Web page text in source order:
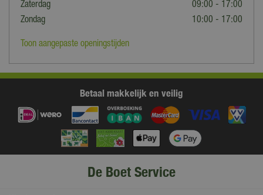
Zaterdag
09:00 - 17:00
Zondag
10:00 - 17:00
Toon aangepaste openingstijden
Betaal makkelijk en veilig
De Boet Service